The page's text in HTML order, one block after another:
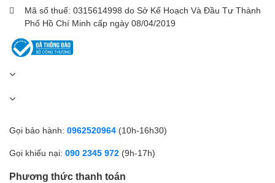
Mã số thuế: 0315614998 do Sở Kế Hoạch Và Đầu Tư Thành
Phố Hồ Chí Minh cấp ngày 08/04/2019
Gọi bảo hành: 0962520964 (10h-16h30)
Gọi khiếu nại: 090 2345 972 (9h-17h)
Phương thức thanh toán